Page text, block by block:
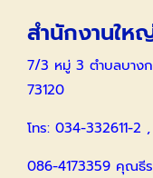
สำนักงานให
7/3 หมู่ 3 ตำบลบางก
73120
โทร: 034-332611-
086-4173359 คุณธี